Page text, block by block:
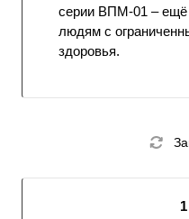
серии ВПМ-01 – ещё
людям с
здоровья.
1